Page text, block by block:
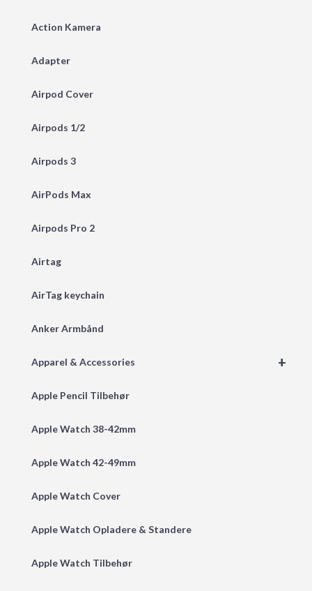
Action Kamera
Adapter
Airpod Cover
Airpods 1/2
Airpods 3
AirPods Max
Airpods Pro 2
Airtag
AirTag keychain
Anker Armbånd
+
Apparel & Accessories
Apple Pencil Tilbehør
Apple Watch 38-42mm
Apple Watch 42-49mm
Apple Watch Cover
Apple Watch Opladere & Standere
Apple Watch Tilbehør